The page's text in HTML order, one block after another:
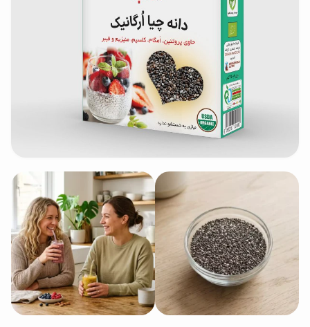
پودر کیک جو دوسر
شیرین کننده های طبیعی
دانه چیا
کینوا
چاشنی‌ها و سرکه‌‌ها
زیتون و روغن زیتون
رایس کیک
غلات و دانه‌های سالم